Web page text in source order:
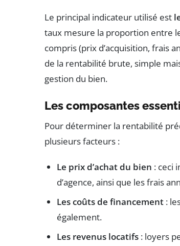
Le principal indicateur utilisé est
taux mesure la proportion entre
compris (prix d’acquisition, frais
de la rentabilité brute, simple
gestion du bien.
Les composantes
Pour déterminer la rentabilité
plusieurs facteurs :
Le prix d’achat du bien : ceci
d’agence, ainsi que les frais
Les coûts de financement :
également.
Les revenus locatifs : loyers